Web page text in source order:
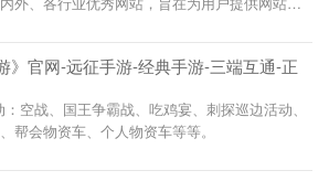
》官网-远征手游-经典手游-三端互通-正
空战、国王争霸战、吃鸡宴、刺探巡边活动、
帮会物资车、个人物资车等等。